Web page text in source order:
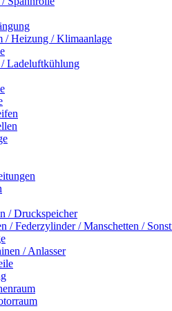
/ Heizung / Klimaanlage
Ladeluftkühlung
/ Druckspeicher
/ Federzylinder / Manschetten /
/ Anlasser